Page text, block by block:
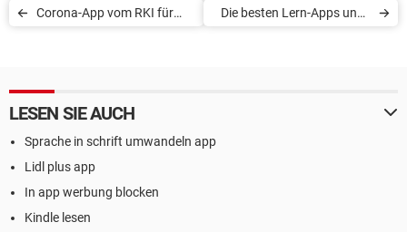
Corona-App vom RKI für
Die besten Lern-Apps und -
LESEN SIE AUCH
Sprache in schrift umwandeln app
Lidl plus app
In app werbung blocken
Kindle lesen